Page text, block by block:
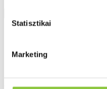
Statisztikai
Marketing
Arcápolás